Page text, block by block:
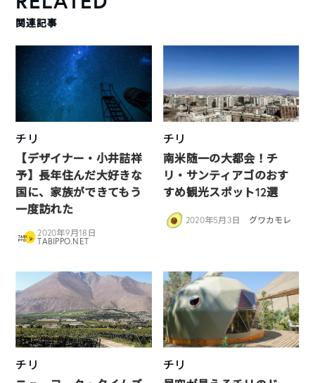
関連記事
チリ
【デザイナー・小井詰祥
予】長年住んだ大好きな
国に、家族ができてもう
一度訪れた
2020年9月18日
TABIPPO.NET
チリ
南米随一の大都会！チ
リ・サンティアゴのおす
すめ観光スポット12選
2020年5月3日 グワカモレ
チリ
チリ